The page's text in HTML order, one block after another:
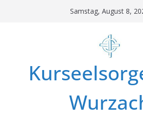
Samstag, August 8,